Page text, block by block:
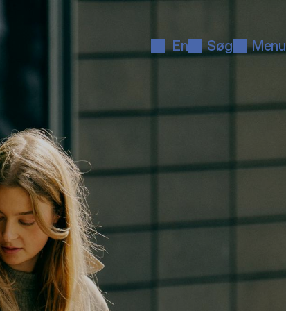
En Søg Menu